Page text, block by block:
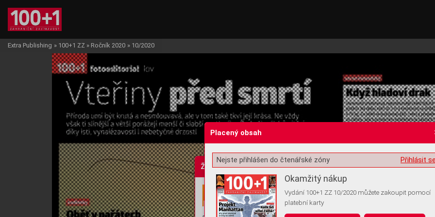
Žádost o souhlas s ukládáním volitelných informací
Extra Publishing » 100+1 ZZ » Ročník 2020 » 10/2020
Placený obsah
Přihlásit
Nejste přihlášen do čtenářské zóny
Okamžitý nákup
Vydání 100+1 ZZ 10/2020 můžete zakoupit pomocí
platební karty